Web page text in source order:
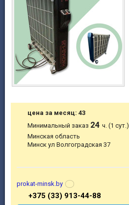
цена за месяц: 43
Минимальный заказ 24ч. (1 сут.)
Минская область
Минск ул Волгоградская 37
prokat-minsk.by
+375 (33) 913-44-88